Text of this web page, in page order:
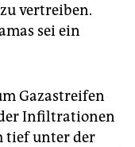
vertreiben.
sei ein
Gazastreifen
Infiltrationen
tief unter der